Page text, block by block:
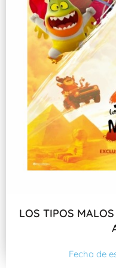
LOS TIPOS
Fecha de